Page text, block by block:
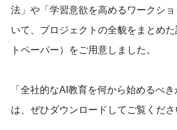
法」や「学習意欲を高めるワークシ
いて、プロジェクトの全貌をまとめ
トペーパー）をご用意しました。
「全社的なAI教育を何から始めるべ
は、ぜひダウンロードしてご覧くださ